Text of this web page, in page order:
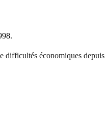
économiques